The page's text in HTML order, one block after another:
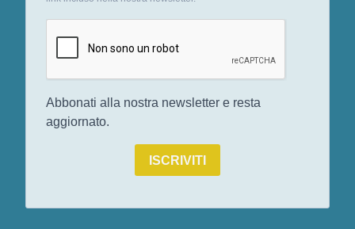
Abbonati alla nostra newsletter e resta
aggiornato.
ISCRIVITI